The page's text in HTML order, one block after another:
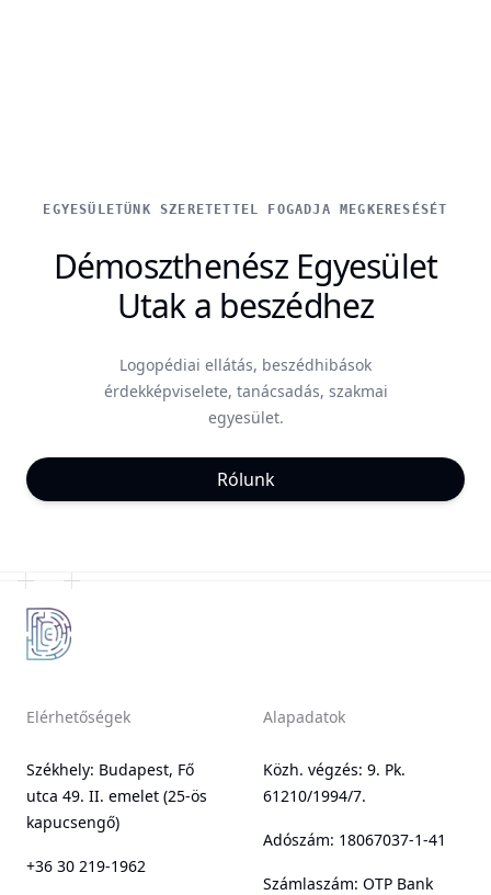
EGYESÜLETÜNK SZERETETTEL FOGADJA MEGKERESÉSÉT
Démoszthenész Egyesület
Utak a beszédhez
Logopédiai ellátás, beszédhibások
érdekképviselete, tanácsadás, szakmai
egyesület.
Rólunk
Elérhetőségek
Székhely: Budapest, Fő
utca 49. II. emelet (25-ös
kapucsengő)
+36 30 219-1962
Alapadatok
Közh. végzés: 9. Pk.
61210/1994/7.
Adószám: 18067037-1-41
Számlaszám: OTP Bank